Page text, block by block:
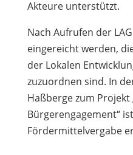
Akteure unterstützt.
Nach Aufrufen der
eingereicht werden,
der Lokalen
zuzuordnen sind. In
Haßberge zum
Bürgerengagement“
Fördermittelvergabe